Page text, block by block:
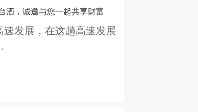
酒，诚邀与您一起共享财富
发展，在这趟高速发展